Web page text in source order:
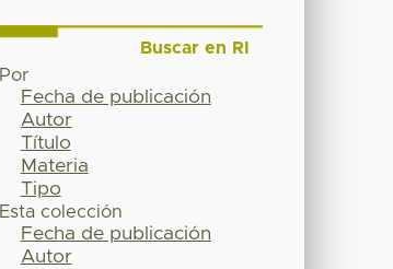
Buscar en RI
Por
Fecha de publicación
Autor
Título
Materia
Tipo
Esta colección
Fecha de publicación
Autor